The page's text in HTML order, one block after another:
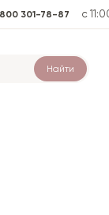
301-78-87 с
Найти